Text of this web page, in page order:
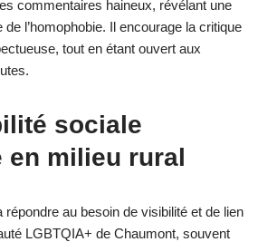
commentaires haineux, révélant une
de l’homophobie. Il encourage la critique
tout en étant ouvert aux
sociale
en milieu rural
au besoin de visibilité et de lien
LGBTQIA+ de Chaumont, souvent